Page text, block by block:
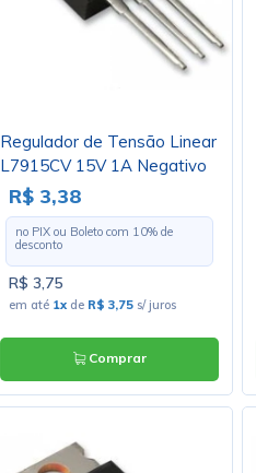
Regulador de Tensão Linear
L7915CV 15V 1A Negativo
TO220 - Cód. Loja 335
R$ 3,38
no PIX ou Boleto com 10% de
desconto
R$ 3,75
em até 1x de R$ 3,75 s/ juros
Comprar